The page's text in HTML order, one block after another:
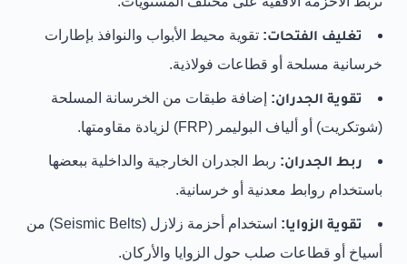
تغليف الفتحات: تقوية محيط الأبواب والنوافذ بإطارات
خرسانية مسلحة أو قطاعات فولاذية.
تقوية الجدران: إضافة طبقات من الخرسانة المسلحة
(شوتكريت) أو ألياف البوليمر (FRP) لزيادة مقاومتها.
ربط الجدران: ربط الجدران الخارجية والداخلية ببعضها
باستخدام روابط معدنية أو خرسانية.
تقوية الزوايا:
استخدام أحزمة زلازل (Seismic Belts) من
أسياخ أو قطاعات صلب حول الزوايا والأركان.